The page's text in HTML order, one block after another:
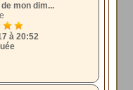
mon dim...
à 20:52